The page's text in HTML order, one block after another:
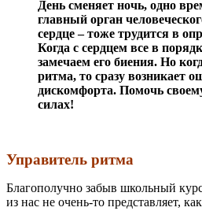
День сменяет ночь, одно
главный орган
сердце – тоже трудится в
Когда с сердцем все в
замечаем его биения. Но
ритма, то сразу возникает
дискомфорта. Помочь
силах!
Управитель ритма
Благополучно забыв школьный
из нас не очень-то представляет,